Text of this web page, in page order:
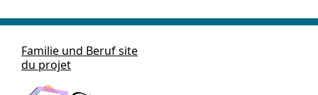
Familie und Beruf site
du projet